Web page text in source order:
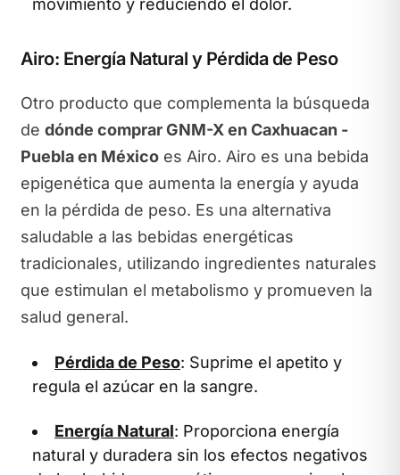
movimiento y reduciendo el dolor.
Airo: Energía Natural y Pérdida de Peso
Otro producto que complementa la búsqueda
de dónde comprar GNM-X en Caxhuacan -
Puebla en Méxicoes Airo. Airo es una bebida
epigenética que aumenta la energía y ayuda
en la pérdida de peso. Es una alternativa
saludable a las bebidas energéticas
tradicionales, utilizando ingredientes naturales
que estimulan el metabolismo y promueven la
salud general.
Pérdida de Peso: Suprime el apetito y
regula el azúcar en la sangre.
Energía Natural: Proporciona energía
natural y duradera sin los efectos negativos